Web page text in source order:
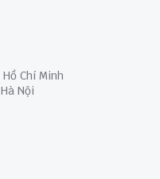
Chí Minh
Nội